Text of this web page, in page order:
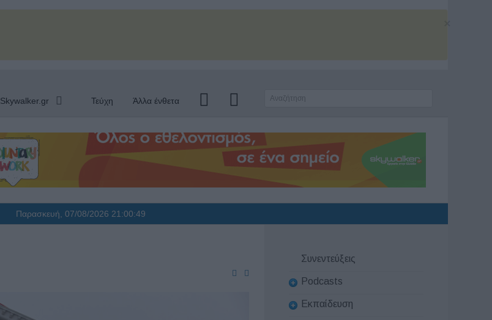
Skywalker.gr Τεύχη Άλλα ένθετα
Παρασκευή, 07/08/2026 21:00:50
Συνεντεύξεις
Podcasts
Εκπαίδευση